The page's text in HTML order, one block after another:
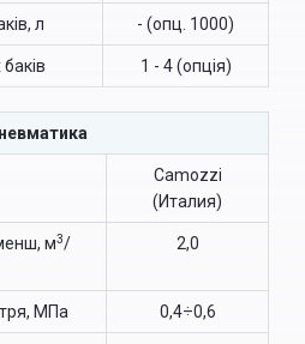
л - (опц. 1000)
1 - 4 (опція)
Camozzi
(Италия)
м3/
2,0
МПа 0,4÷0,6